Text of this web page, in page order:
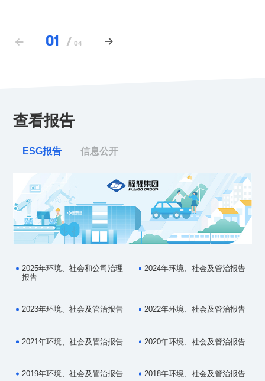
 01 / 04 
查看报告
ESG报告 信息公开
2025年环境、社会和公司治理
报告
2024年环境、社会及管治报告
2023年环境、社会及管治报告 2022年环境、社会及管治报告
2021年环境、社会及管治报告 2020年环境、社会及管治报告
2019年环境、社会及管治报告 2018年环境、社会及管治报告